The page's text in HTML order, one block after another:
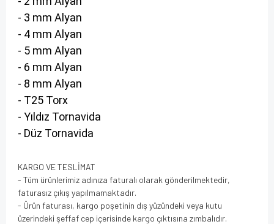
- 3 mm Alyan
- 4 mm Alyan
- 5 mm Alyan
- 6 mm Alyan
- 8 mm Alyan
- T25 Torx
- Yıldız Tornavida
- Düz Tornavida
KARGO VE TESLİMAT
- Tüm ürünlerimiz adınıza faturalı olarak gönderilmektedir,
faturasız çıkış yapılmamaktadır.
- Ürün faturası, kargo poşetinin dış yüzündeki veya kutu
üzerindeki şeffaf cep içerisinde kargo çıktısına zımbalıdır.